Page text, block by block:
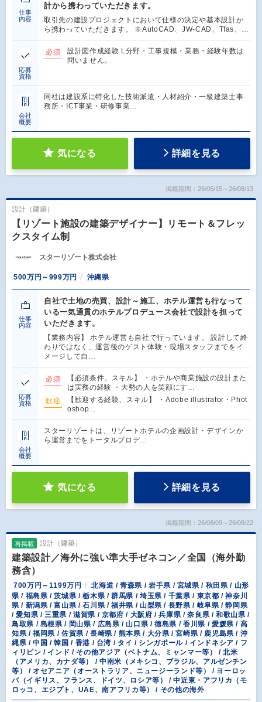
仕事
内容
計から携わっていただきます。
取引先の建設プロジェクトにおいて仕様の決定や基本設計か
ら携わっていただきます。 ※AutoCAD、JW-CAD、Tfas、…
応募
資格
必須
設計図作成経験 L分野・工事規模・業務・経験年数は
問いません。
会社
概要
同社は建設系に特化した技術派遣・人材紹介・一級建築士事
務所・ICT事業・研修事業…
気になる 詳細を見る
掲載期間：26/05/15～26/08/13
設計（建築）
【リゾート施設の建築デザイナー】リモート＆フレッ
クスタイム制
スターリゾート株式会社
500万円～999万円 沖縄県
仕事
内容
自社で土地の売買、設計～施工、ホテル運営も行なって
いる一気通貫のホテルプロデュース会社で設計を担って
いただきます。
【業務内容】 ホテル運営も自社で行っています。 設計して終
わりではなく、運営後のゲスト体験・現場スタッフまでをイ
メージして自…
応募
資格
必須
【必須条件、スキル】 ・ホテルや商業施設の設計また
は実務の経験 ・大勢の人を笑顔にす…
歓迎
【歓迎する経験、スキル】 ・Adobe illustrator・Phot
oshop…
会社
概要
スターリゾートは、リゾートホテルの企画設計・デザインか
ら運営までをトータルプロデ…
気になる 詳細を見る
掲載期間：26/08/09～26/08/22
再掲載 設計（建築）
建築設計／海外に強い準大手ゼネコン／全国（海外勤
務含）
700万円～1199万円
北海道 / 青森県 / 岩手県 / 宮城県 / 秋田県 / 山形
県 / 福島県 / 茨城県 / 栃木県 / 群馬県 / 埼玉県 / 千葉県 / 東京都 / 神奈川
県 / 新潟県 / 富山県 / 石川県 / 福井県 / 山梨県 / 長野県 / 岐阜県 / 静岡県
/ 愛知県 / 三重県 / 滋賀県 / 京都府 / 大阪府 / 兵庫県 / 奈良県 / 和歌山県 /
鳥取県 / 島根県 / 岡山県 / 広島県 / 山口県 / 徳島県 / 香川県 / 愛媛県 / 高
知県 / 福岡県 / 佐賀県 / 長崎県 / 熊本県 / 大分県 / 宮崎県 / 鹿児島県 / 沖
縄県 / 中国 / 韓国 / 香港 / 台湾 / タイ / シンガポール / インドネシア / フ
ィリピン / インド / その他アジア（ベトナム、ミャンマー等） / 北米
（アメリカ、カナダ等） / 中南米（メキシコ、ブラジル、アルゼンチン
等） / オセアニア（オーストラリア、ニュージーランド等） / ヨーロッ
パ（イギリス、フランス、ドイツ、ロシア等） / 中近東・アフリカ（モ
ロッコ、エジプト、UAE、南アフリカ等） / その他の海外